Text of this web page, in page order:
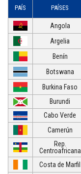
PAÍS PAÍSES
Angola
Argelia
Benín
Botswana
Burkina Faso
Burundi
Cabo Verde
Camerún
Rep.
Centroafricana
Costa de Marfil